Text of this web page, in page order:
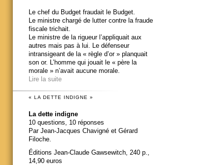
Le chef du Budget fraudait le Budget.
Le ministre chargé de lutter contre la fraude
fiscale trichait.
Le ministre de la rigueur l’appliquait aux
autres mais pas à lui. Le défenseur
intransigeant de la « règle d’or » planquait
son or. L’homme qui jouait le « père la
morale » n’avait aucune morale.
Lire la suite
« LA DETTE INDIGNE »
La dette indigne
10 questions, 10 réponses
Par Jean-Jacques Chavigné et Gérard
Filoche.
Éditions Jean-Claude Gawsewitch, 240 p.,
14,90 euros